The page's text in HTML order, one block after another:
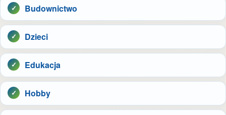
Budownictwo
Dzieci
Edukacja
Hobby